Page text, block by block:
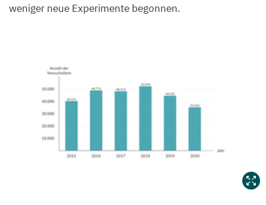
weniger neue Experimente begonnen.